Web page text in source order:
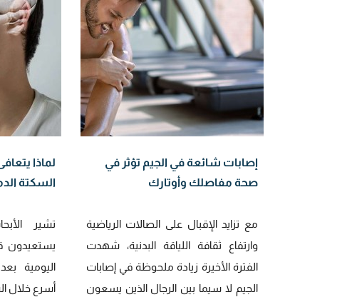
إصابات شائعة في الجيم تؤثر في
صحة مفاصلك وأوتارك
مع تزايد الإقبال على الصالات الرياضية
وارتفاع ثقافة اللياقة البدنية، شهدت
الفترة الأخيرة زيادة ملحوظة في إصابات
الجيم لا سيما بين الرجال الذين يسعون
لماذا
السكتة
تشير
يستعيدون
اليومية
أسرع خلال